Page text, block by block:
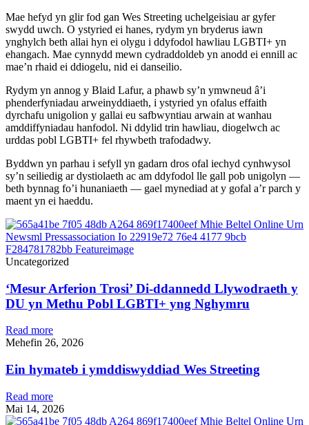
Mae hefyd yn glir fod gan Wes Streeting uchelgeisiau ar gyfer
swydd uwch. O ystyried ei hanes, rydym yn bryderus iawn
ynghylch beth allai hyn ei olygu i ddyfodol hawliau LGBTI+ yn
ehangach. Mae cynnydd mewn cydraddoldeb yn anodd ei ennill ac
mae’n rhaid ei ddiogelu, nid ei danseilio.
Rydym yn annog y Blaid Lafur, a phawb sy’n ymwneud â’i
phenderfyniadau arweinyddiaeth, i ystyried yn ofalus effaith
dyrchafu unigolion y gallai eu safbwyntiau arwain at wanhau
amddiffyniadau hanfodol. Ni ddylid trin hawliau, diogelwch ac
urddas pobl LGBTI+ fel rhywbeth trafodadwy.
Byddwn yn parhau i sefyll yn gadarn dros ofal iechyd cynhwysol
sy’n seiliedig ar dystiolaeth ac am ddyfodol lle gall pob unigolyn —
beth bynnag fo’i hunaniaeth — gael mynediad at y gofal a’r parch y
maent yn ei haeddu.
Uncategorized
‘Mesur Arferion Trosi’ Di-ddannedd Llywodraeth y
DU yn Methu Pobl LGBTI+ yng Nghymru
Read more
Mehefin 26, 2026
Ein hymateb i ymddiswyddiad Wes Streeting
Read more
Mai 14, 2026